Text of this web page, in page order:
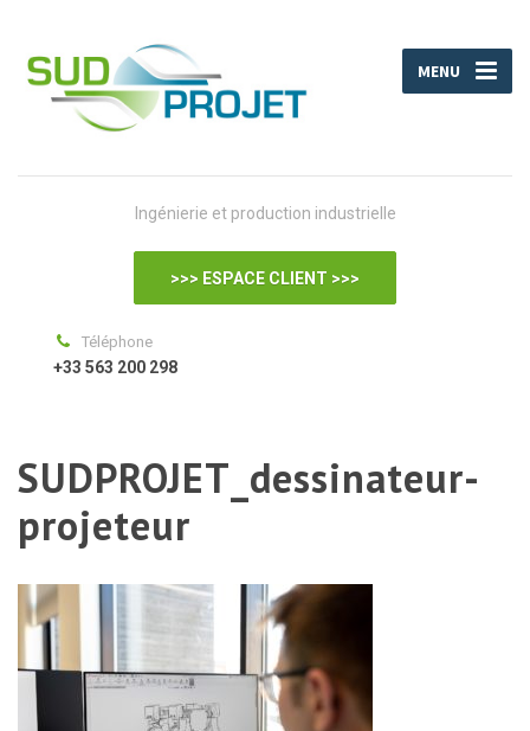
MENU
Ingénierie et production industrielle
>>> ESPACE CLIENT >>>
Téléphone
+33 563 200 298
SUDPROJET_dessinateur-
projeteur